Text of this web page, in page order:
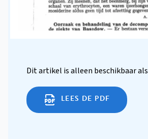
Dit artikel is alleen beschikbaar als
LEES DE PDF